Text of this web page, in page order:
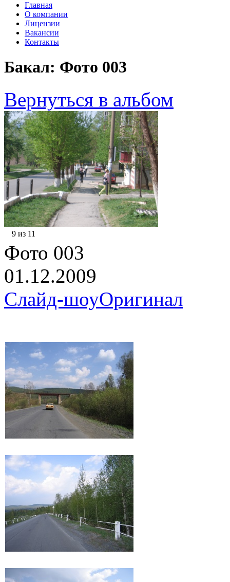
Главная
О компании
Лицензии
Вакансии
Контакты
Бакал: Фото 003
Вернуться в альбом
9 из 11
Фото 003
01.12.2009
Слайд-шоуОригинал